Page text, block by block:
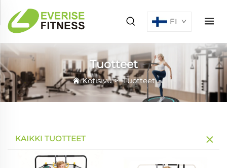
FI
Tuotteet
Kotisivu>Tuotteet
KAIKKI TUOTTEET